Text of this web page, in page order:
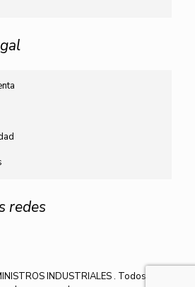
redes
INDUSTRIALES . Todos los